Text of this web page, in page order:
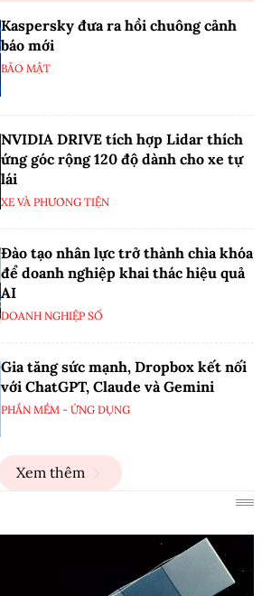
Kaspersky đưa ra hồi chuông cảnh
báo mới
BẢO MẬT
NVIDIA DRIVE tích hợp Lidar thích
ứng góc rộng 120 độ dành cho xe tự
lái
XE VÀ PHƯƠNG TIỆN
Đào tạo nhân lực trở thành chìa khóa
để doanh nghiệp khai thác hiệu quả
AI
DOANH NGHIỆP SỐ
Gia tăng sức mạnh, Dropbox kết nối
với ChatGPT, Claude và Gemini
PHẦN MỀM - ỨNG DỤNG
Xem thêm